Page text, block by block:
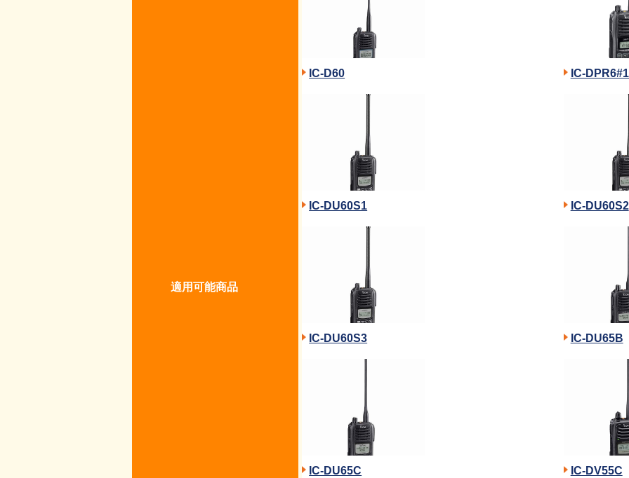
適用可能商品
IC-D60 IC-
IC-DU60S1 IC-DU60S2
IC-DU60S3 IC-DU65B
IC-DU65C IC-DV55C